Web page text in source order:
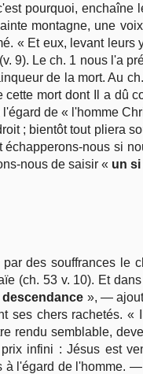
pourquoi, enchaîne
montagne, une
« Et eux, levant leurs
9). Le ch. 1 nous l'a
de la mort. Au
mort dont Il a dû
de « l'homme
; bientôt tout pliera
échapperons-nous si
nous de saisir « un
des souffrances
(ch. 53 v. 10). Et
descendance », —
ses chers rachetés.
rendu semblable,
infini : Jésus est
à l'égard de l'homme.